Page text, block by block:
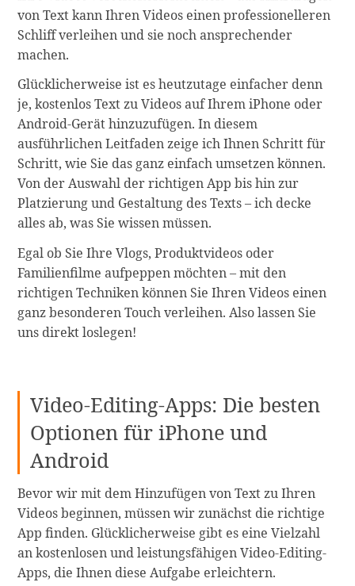
von Text kann Ihren Videos einen professionelleren
Schliff verleihen und sie noch ansprechender
machen.
Glücklicherweise ist es heutzutage einfacher denn
je, kostenlos Text zu Videos auf Ihrem iPhone oder
Android-Gerät hinzuzufügen. In diesem
ausführlichen Leitfaden zeige ich Ihnen Schritt für
Schritt, wie Sie das ganz einfach umsetzen können.
Von der Auswahl der richtigen App bis hin zur
Platzierung und Gestaltung des Texts – ich decke
alles ab, was Sie wissen müssen.
Egal ob Sie Ihre Vlogs, Produktvideos oder
Familienfilme aufpeppen möchten – mit den
richtigen Techniken können Sie Ihren Videos einen
ganz besonderen Touch verleihen. Also lassen Sie
uns direkt loslegen!
Video-Editing-Apps: Die besten
Optionen für iPhone und
Android
Bevor wir mit dem Hinzufügen von Text zu Ihren
Videos beginnen, müssen wir zunächst die richtige
App finden. Glücklicherweise gibt es eine Vielzahl
an kostenlosen und leistungsfähigen Video-Editing-
Apps, die Ihnen diese Aufgabe erleichtern.